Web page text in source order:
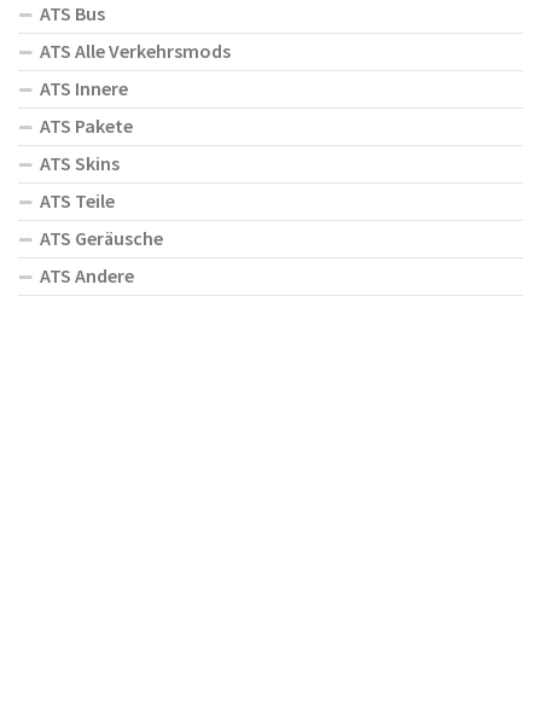
ATS Bus
ATS Alle Verkehrsmods
ATS Innere
ATS Pakete
ATS Skins
ATS Teile
ATS Geräusche
ATS Andere